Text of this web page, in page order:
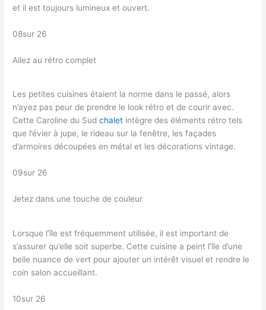
et il est toujours lumineux et ouvert.
08sur 26
Allez au rétro complet
Les petites cuisines étaient la norme dans le passé, alors
n’ayez pas peur de prendre le look rétro et de courir avec.
Cette Caroline du Sudchalet intègre des éléments rétro tels
que l’évier à jupe, le rideau sur la fenêtre, les façades
d’armoires découpées en métal et les décorations vintage.
09sur 26
Jetez dans une touche de couleur
Lorsque l’île est fréquemment utilisée, il est important de
s’assurer qu’elle soit superbe. Cette cuisine a peint l’île d’une
belle nuance de vert pour ajouter un intérêt visuel et rendre le
coin salon accueillant.
10sur 26